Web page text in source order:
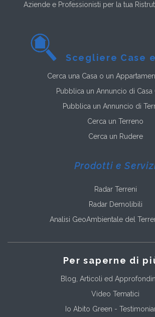
Aziende e Professionisti per la tua
Scegliere Case
Cerca una Casa o un
Pubblica un Annuncio di Casa
Pubblica un Annuncio di
Cerca un Terreno
Cerca un Rudere
Prodotti e
Radar Terreni
Radar Demolibili
Analisi GeoAmbientale del
Per saperne di
Blog, Articoli ed
Video Tematici
Io Abito Green -